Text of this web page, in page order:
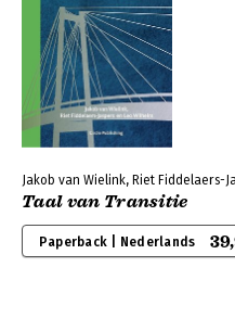
Jakob van Wielink, Riet Fiddelaers-
Taal van Transitie
Paperback | Nederlands